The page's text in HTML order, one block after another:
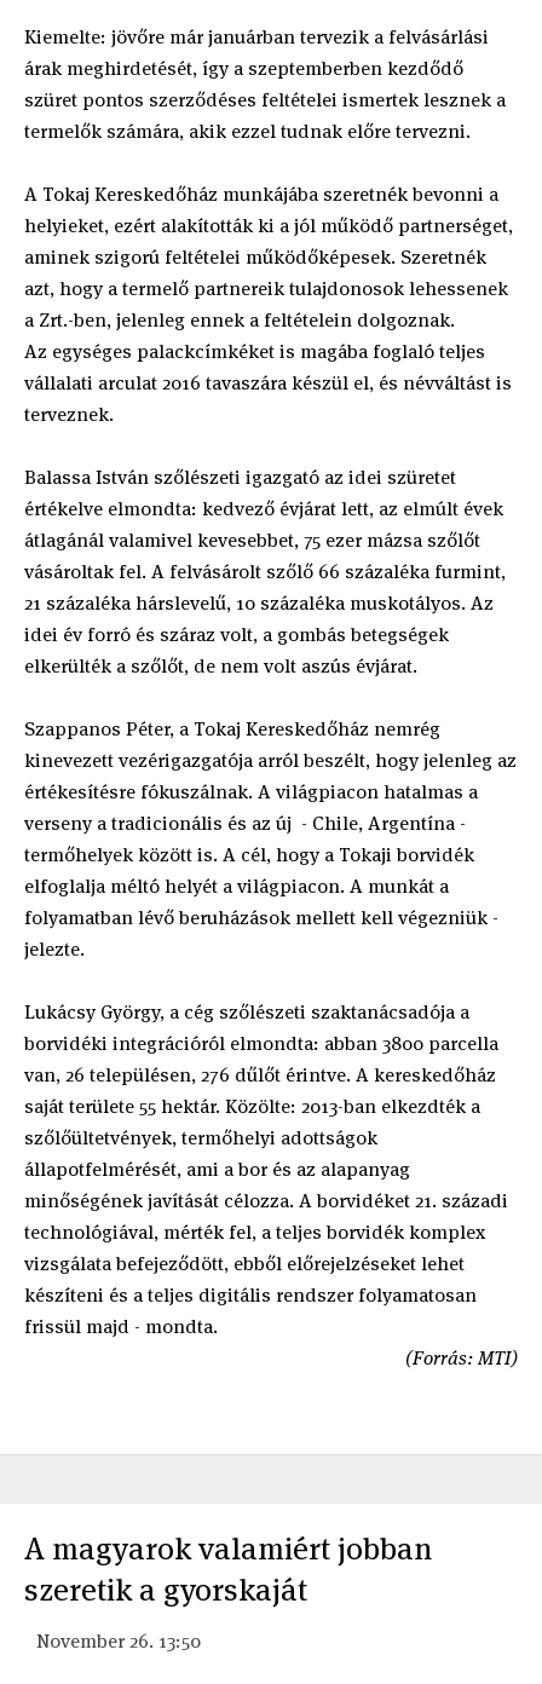
Kiemelte: jövőre már januárban tervezik a felvásárlási
árak meghirdetését, így a szeptemberben kezdődő
szüret pontos szerződéses feltételei ismertek lesznek a
termelők számára, akik ezzel tudnak előre tervezni.
A Tokaj Kereskedőház munkájába szeretnék bevonni a
helyieket, ezért alakították ki a jól működő partnerséget,
aminek szigorú feltételei működőképesek. Szeretnék
azt, hogy a termelő partnereik tulajdonosok lehessenek
a Zrt.-ben, jelenleg ennek a feltételein dolgoznak.
Az egységes palackcímkéket is magába foglaló teljes
vállalati arculat 2016 tavaszára készül el, és névváltást is
terveznek.
Balassa István szőlészeti igazgató az idei szüretet
értékelve elmondta: kedvező évjárat lett, az elmúlt évek
átlagánál valamivel kevesebbet, 75 ezer mázsa szőlőt
vásároltak fel. A felvásárolt szőlő 66 százaléka furmint,
21 százaléka hárslevelű, 10 százaléka muskotályos. Az
idei év forró és száraz volt, a gombás betegségek
elkerülték a szőlőt, de nem volt aszús évjárat.
Szappanos Péter, a Tokaj Kereskedőház nemrég
kinevezett vezérigazgatója arról beszélt, hogy jelenleg az
értékesítésre fókuszálnak. A világpiacon hatalmas a
verseny a tradicionális és az új - Chile, Argentína -
termőhelyek között is. A cél, hogy a Tokaji borvidék
elfoglalja méltó helyét a világpiacon. A munkát a
folyamatban lévő beruházások mellett kell végezniük -
jelezte.
Lukácsy György, a cég szőlészeti szaktanácsadója a
borvidéki integrációról elmondta: abban 3800 parcella
van, 26 településen, 276 dűlőt érintve. A kereskedőház
saját területe 55 hektár. Közölte: 2013-ban elkezdték a
szőlőültetvények, termőhelyi adottságok
állapotfelmérését, ami a bor és az alapanyag
minőségének javítását célozza. A borvidéket 21. századi
technológiával, mérték fel, a teljes borvidék komplex
vizsgálata befejeződött, ebből előrejelzéseket lehet
készíteni és a teljes digitális rendszer folyamatosan
frissül majd - mondta.
(Forrás: MTI)
A magyarok valamiért jobban
szeretik a gyorskaját
November 26. 13:50